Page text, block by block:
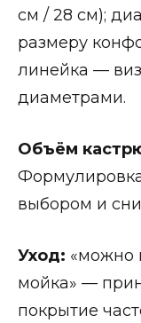
см / 28 см);
размеру
линейка —
диаметрами.
Объём
выбором и
Уход: «можно
мойка» —
покрытие